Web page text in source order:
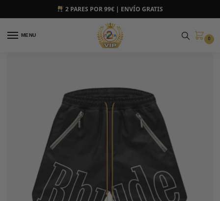
2 PARES POR 99€ | ENVÍO GRATIS
MENU
0